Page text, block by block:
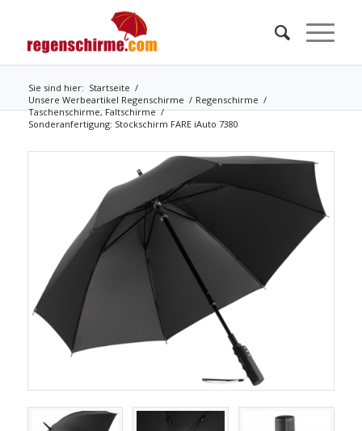
Sie sind hier: Startseite /
Unsere Werbeartikel Regenschirme / Regenschirme /
Taschenschirme, Faltschirme /
Sonderanfertigung: Stockschirm FARE iAuto 7380